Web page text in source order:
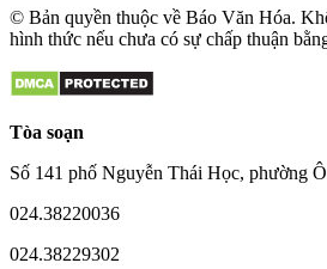
© Bản quyền thuộc về Báo Văn Hóa.
hình thức nếu chưa có sự chấp thuận
Tòa soạn
Số 141 phố Nguyễn Thái Học, phường
024.38220036
024.38229302